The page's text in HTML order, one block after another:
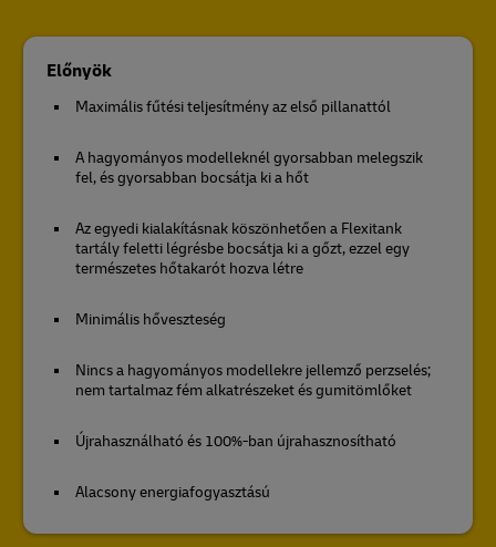
Előnyök
Maximális fűtési teljesítmény az első pillanattól
A hagyományos modelleknél gyorsabban melegszik
fel, és gyorsabban bocsátja ki a hőt
Az egyedi kialakításnak köszönhetően a Flexitank
tartály feletti légrésbe bocsátja ki a gőzt, ezzel egy
természetes hőtakarót hozva létre
Minimális hőveszteség
Nincs a hagyományos modellekre jellemző perzselés;
nem tartalmaz fém alkatrészeket és gumitömlőket
Újrahasználható és 100%-ban újrahasznosítható
Alacsony energiafogyasztású